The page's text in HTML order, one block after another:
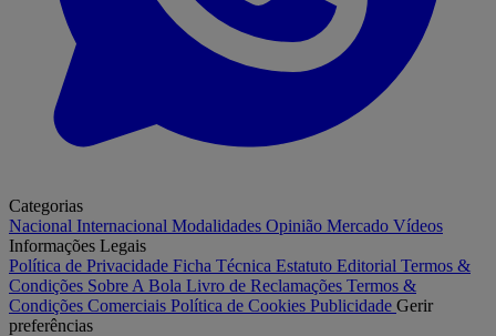
Categorias
Nacional Internacional Modalidades Opinião Mercado Vídeos
Informações Legais
Política de Privacidade Ficha Técnica Estatuto Editorial Termos &
Condições Sobre A Bola Livro de Reclamações Termos &
Condições Comerciais Política de Cookies Publicidade Gerir
preferências